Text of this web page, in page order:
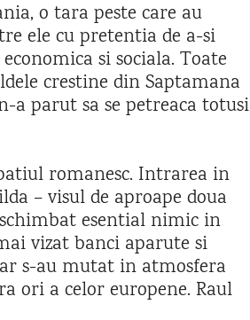
o tara peste care au
ele cu pretentia de a-si
si sociala. Toate
crestine din Saptamana
a parut sa se petreaca totusi
romanesc. Intrarea in
– visul de aproape doua
esential nimic in
vizat banci aparute si
s-au mutat in atmosfera
ori a celor europene. Raul